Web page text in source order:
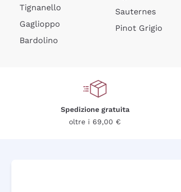
Tignanello
Gaglioppo
Bardolino
Sauternes
Pinot Grigio
Spedizione gratuita
oltre i 69,00 €